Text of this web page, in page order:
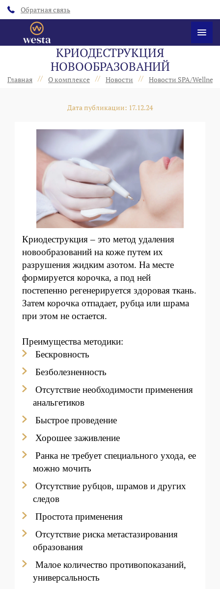
Обратная связь
КРИОДЕСТРУКЦИЯ
НОВООБРАЗОВАНИЙ
Главная // О комплексе // Новости // Новости SPA/
Дата публикации: 17.12.24
Криодеструкция – это метод удаления
новообразований на коже путем их
разрушения жидким азотом. На месте
формируется корочка, а под ней
постепенно регенерируется здоровая ткань.
Затем корочка отпадает, рубца или шрама
при этом не остается.
Преимущества методики:
Бескровность
Безболезненность
Отсутствие необходимости применения
анальгетиков
Быстрое проведение
Хорошее заживление
Ранка не требует специального ухода, ее
можно мочить
Отсутствие рубцов, шрамов и других
следов
Простота применения
Отсутствие риска метастазирования
образования
Малое количество противопоказаний,
универсальность